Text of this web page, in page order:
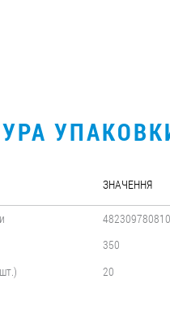
ЗНАЧЕННЯ
350
20